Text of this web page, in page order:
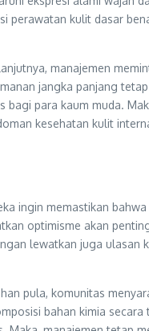
perawatan kulit dasar
manajemen
jangka panjang
para kaum muda.
kesehatan kulit
ingin memastikan bahwa
optimisme akan
lewatkan juga ulasan
pula, komunitas
bahan kimia secara